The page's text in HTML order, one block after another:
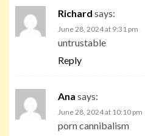
Richard says:
June 28, 2024 at 9:31 pm
untrustable
Reply
Ana says:
June 28, 2024 at 10:10 pm
porn cannibalism